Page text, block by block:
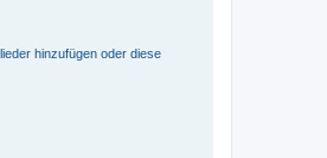
hinzufügen oder diese